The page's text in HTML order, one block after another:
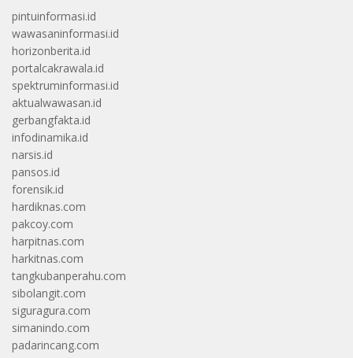
pintuinformasi.id
wawasaninformasi.id
horizonberita.id
portalcakrawala.id
spektruminformasi.id
aktualwawasan.id
gerbangfakta.id
infodinamika.id
narsis.id
pansos.id
forensik.id
hardiknas.com
pakcoy.com
harpitnas.com
harkitnas.com
tangkubanperahu.com
sibolangit.com
siguragura.com
simanindo.com
padarincang.com